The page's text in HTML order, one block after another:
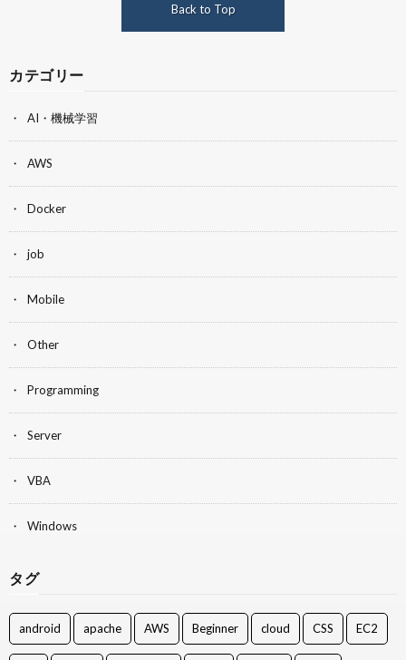
Back to Top
カテゴリー
AI・機械学習
AWS
Docker
job
Mobile
Other
Programming
Server
VBA
Windows
タグ
android apache AWS Beginner cloud CSS EC2